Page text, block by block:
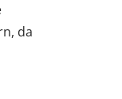
da